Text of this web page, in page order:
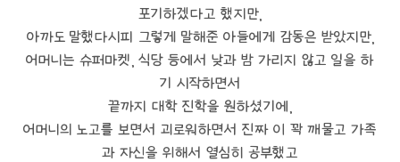
포기하겠다고 했지만,
아까도 말했다시피 그렇게 말해준 아들에게 감동은 받았지만,
어머니는 슈퍼마켓, 식당 등에서 낮과 밤 가리지 않고 일을 하
기 시작하면서
끝까지 대학 진학을 원하셨기에,
어머니의 노고를 보면서 괴로워하면서 진짜 이 꽉 깨물고 가족
과 자신을 위해서 열심히 공부했고